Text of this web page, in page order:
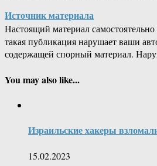
Источник материала
Настоящий материал
такая публикация нарушает ваши
содержащей спорный материал.
You may also like...
Израильские хакеры
15.02.2023